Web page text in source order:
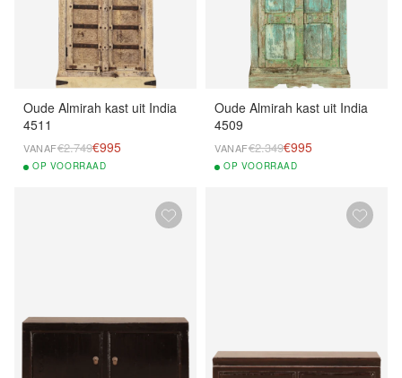
Oude Almirah kast uit India
4511
VANAF€2.749€995
OP VOORRAAD
Oude Almirah kast uit India
4509
VANAF€2.349€995
OP VOORRAAD